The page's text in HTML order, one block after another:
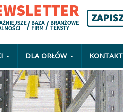
DLA ORŁÓW KONTAKT